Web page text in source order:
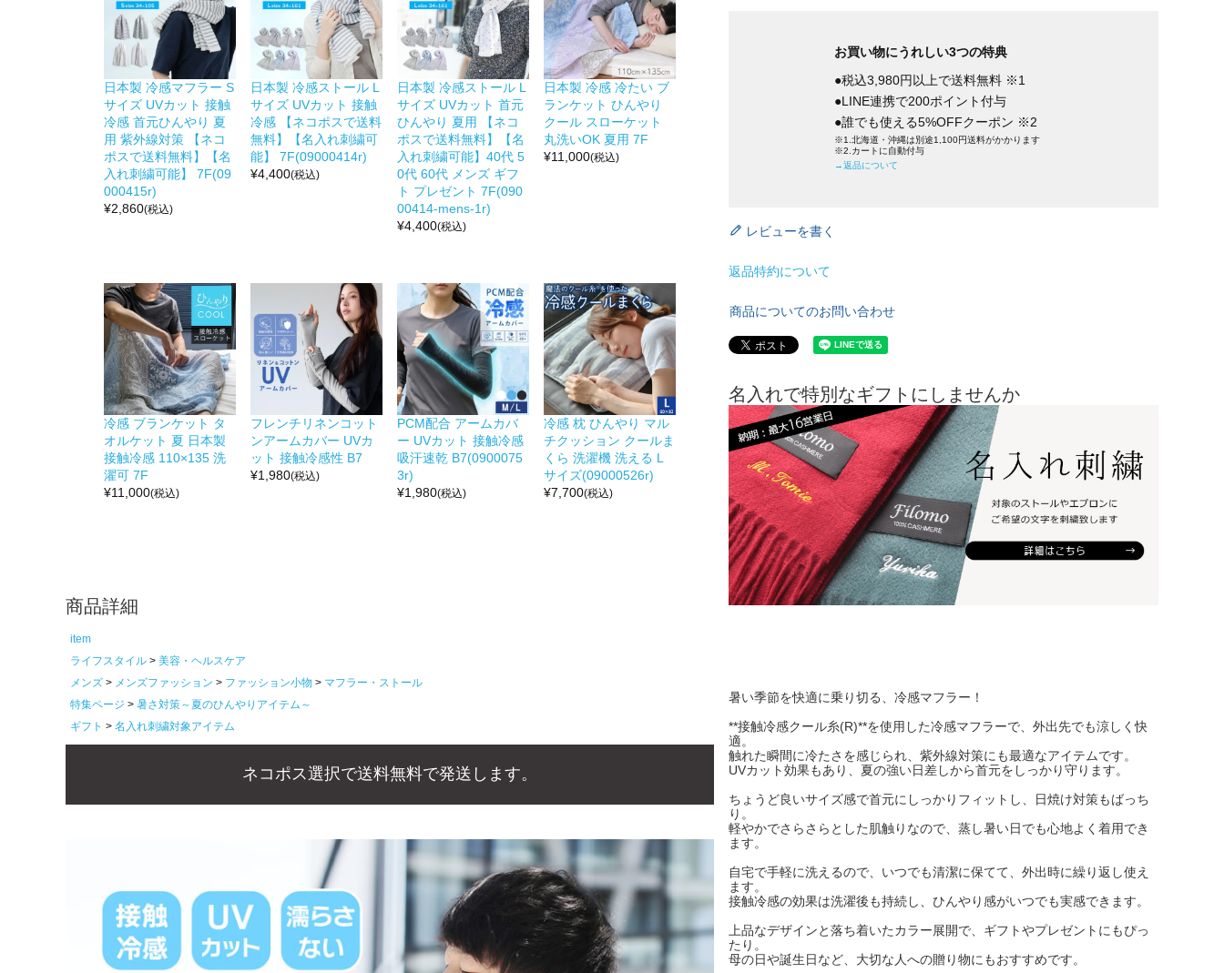
日本製 冷感マフラー S
サイズ UVカット 接触
冷感 首元ひんやり 夏
用 紫外線対策 【ネコ
ポスで送料無料】【名
入れ刺繍可能】 7F(09
000415r)
¥2,860(税込)
日本製 冷感ストール L
サイズ UVカット 接触
冷感 【ネコポスで送料
無料】【名入れ刺繍可
能】 7F(09000414r)
¥4,400(税込)
日本製 冷感ストール L
サイズ UVカット 首元
ひんやり 夏用 【ネコ
ポスで送料無料】【名
入れ刺繍可能】40代 5
0代 60代 メンズ ギフ
ト プレゼント 7F(090
00414-mens-1r)
¥4,400(税込)
日本製 冷感 冷たい ブ
ランケット ひんやり
クール スローケット
丸洗いOK 夏用 7F
¥11,000(税込)
冷感 ブランケット タ
オルケット 夏 日本製
接触冷感 110×135 洗
濯可 7F
¥11,000(税込)
フレンチリネンコット
ンアームカバー UVカ
ット 接触冷感性 B7
¥1,980(税込)
PCM配合 アームカバ
ー UVカット 接触冷感
吸汗速乾 B7(0900075
3r)
¥1,980(税込)
冷感 枕 ひんやり マル
チクッション クールま
くら 洗濯機 洗える L
サイズ(09000526r)
¥7,700(税込)
商品詳細
item
ライフスタイル
美容・ヘルスケア
メンズ
メンズファッション ファッション小物
マフラー・ストール
特集ページ
暑さ対策～夏のひんやりアイテム～
ギフト
名入れ刺繍対象アイテム
ネコポス選択で送料無料で発送します。
お買い物にうれしい3つの特典
●税込3,980円以上で送料無料 ※1
●LINE連携で200ポイント付与
●誰でも使える5%OFFクーポン ※2
※1.北海道・沖縄は別途1,100円送料がかかります
※2.カートに自動付与
→返品について
レビューを書く
返品特約について
商品についてのお問い合わせ
名入れで特別なギフトにしませんか
暑い季節を快適に乗り切る、冷感マフラー！
**接触冷感クール糸(R)**を使用した冷感マフラーで、外出先でも涼しく快
適。
触れた瞬間に冷たさを感じられ、紫外線対策にも最適なアイテムです。
UVカット効果もあり、夏の強い日差しから首元をしっかり守ります。
ちょうど良いサイズ感で首元にしっかりフィットし、日焼け対策もばっち
り。
軽やかでさらさらとした肌触りなので、蒸し暑い日でも心地よく着用でき
ます。
自宅で手軽に洗えるので、いつでも清潔に保てて、外出時に繰り返し使え
ます。
接触冷感の効果は洗濯後も持続し、ひんやり感がいつでも実感できます。
上品なデザインと落ち着いたカラー展開で、ギフトやプレゼントにもぴっ
たり。
母の日や誕生日など、大切な人への贈り物にもおすすめです。